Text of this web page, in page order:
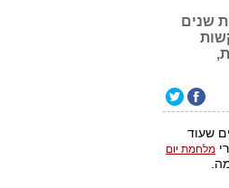
שנים
שעוד
מלחמת יום